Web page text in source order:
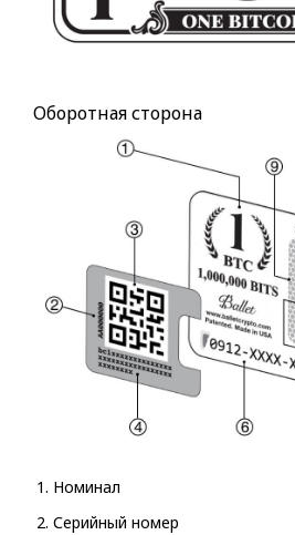
Оборотная сторона
Номинал
Серийный номер